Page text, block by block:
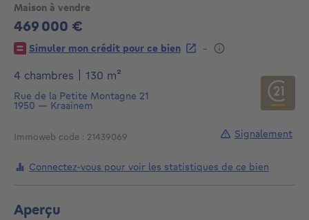
Maison à vendre
469 000 €
469000€
Simuler mon crédit pour ce bien
-
4 chambres
130 m²
Rue de la Petite Montagne 21
1950 — Kraainem
Immoweb code : 21439069
Connectez-vous pour voir les statistiques de ce bien
Signalement
Aperçu